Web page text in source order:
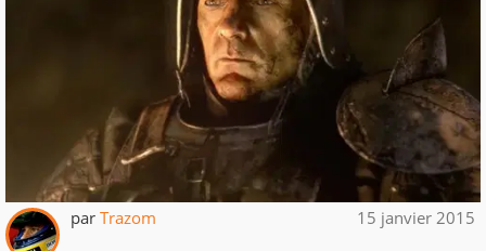
par Trazom 15 janvier 2015